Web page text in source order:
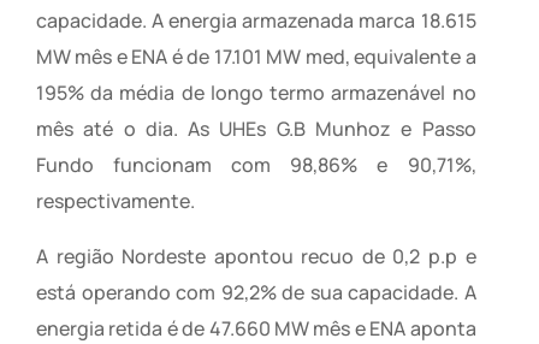
capacidade. A energia armazenada marca 18.615
MW mês e ENA é de 17.101 MW med, equivalente a
195% da média de longo termo armazenável no
mês até o dia. As UHEs G.B Munhoz e Passo
Fundo funcionam com 98,86% e 90,71%,
respectivamente.
A região Nordeste apontou recuo de 0,2 p.p e
está operando com 92,2% de sua capacidade. A
energia retida é de 47.660 MW mês e ENA aponta